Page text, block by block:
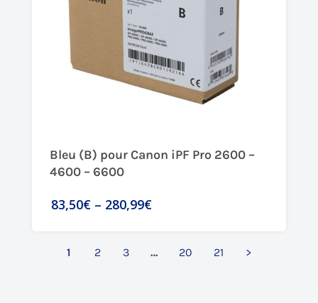
Bleu (B) pour Canon iPF Pro 2600 –
4600 – 6600
83,50€ – 280,99€
1 2 3 … 20 21 >